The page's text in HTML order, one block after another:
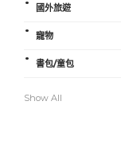
國外旅遊
寵物
書包/童包
Show All